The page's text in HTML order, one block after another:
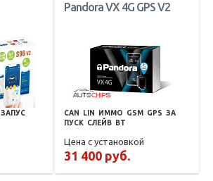
ЗАПУС
Pandora VX 4G GPS V2
CAN LIN ИММО GSM GPS ЗА
ПУСК СЛЕЙВ BT
Цена с установкой
31 400 руб.